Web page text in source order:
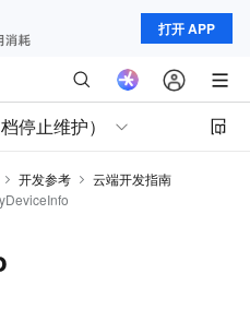
打开 APP
停止维护）
开发参考
云端开发指南